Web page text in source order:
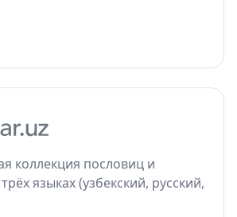
коллекция пословиц и
языках (узбекский, русский,